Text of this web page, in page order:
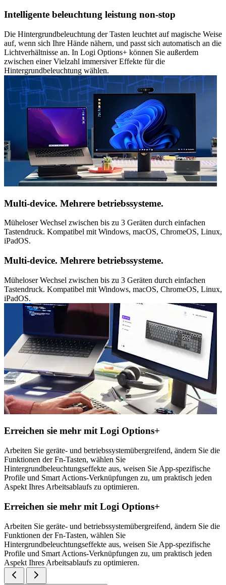
Intelligente beleuchtung leistung non-stop
Die Hintergrundbeleuchtung der Tasten leuchtet auf magische Weise
auf, wenn sich Ihre Hände nähern, und passt sich automatisch an die
Lichtverhältnisse an. In Logi Options+ können Sie außerdem
zwischen einer Vielzahl immersiver Effekte für die
Hintergrundbeleuchtung wählen.
Multi-device. Mehrere betriebssysteme.
Müheloser Wechsel zwischen bis zu 3 Geräten durch einfachen
Tastendruck. Kompatibel mit Windows, macOS, ChromeOS, Linux,
iPadOS.
Multi-device. Mehrere betriebssysteme.
Müheloser Wechsel zwischen bis zu 3 Geräten durch einfachen
Tastendruck. Kompatibel mit Windows, macOS, ChromeOS, Linux,
iPadOS.
Erreichen sie mehr mit Logi Options+
Arbeiten Sie geräte- und betriebssystemübergreifend, ändern Sie die
Funktionen der Fn-Tasten, wählen Sie
Hintergrundbeleuchtungseffekte aus, weisen Sie App-spezifische
Profile und Smart Actions-Verknüpfungen zu, um praktisch jeden
Aspekt Ihres Arbeitsablaufs zu optimieren.
Erreichen sie mehr mit Logi Options+
Arbeiten Sie geräte- und betriebssystemübergreifend, ändern Sie die
Funktionen der Fn-Tasten, wählen Sie
Hintergrundbeleuchtungseffekte aus, weisen Sie App-spezifische
Profile und Smart Actions-Verknüpfungen zu, um praktisch jeden
Aspekt Ihres Arbeitsablaufs zu optimieren.